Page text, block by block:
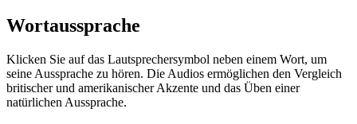
Wortaussprache
Klicken Sie auf das Lautsprechersymbol neben einem Wort, um
seine Aussprache zu hören. Die Audios ermöglichen den Vergleich
britischer und amerikanischer Akzente und das Üben einer
natürlichen Aussprache.